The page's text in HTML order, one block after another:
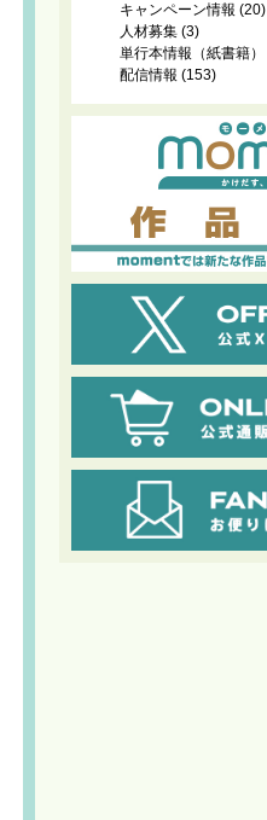
キャンペーン情報 (20)
人材募集 (3)
単行本情報（紙書籍）
配信情報 (153)